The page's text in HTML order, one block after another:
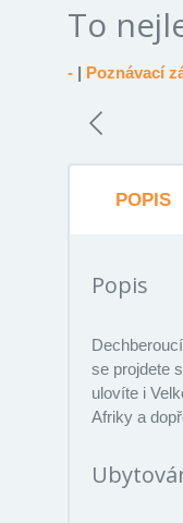
To
- | Poznávací
POPIS
Popis
se projdete
ulovíte i
Afriky a